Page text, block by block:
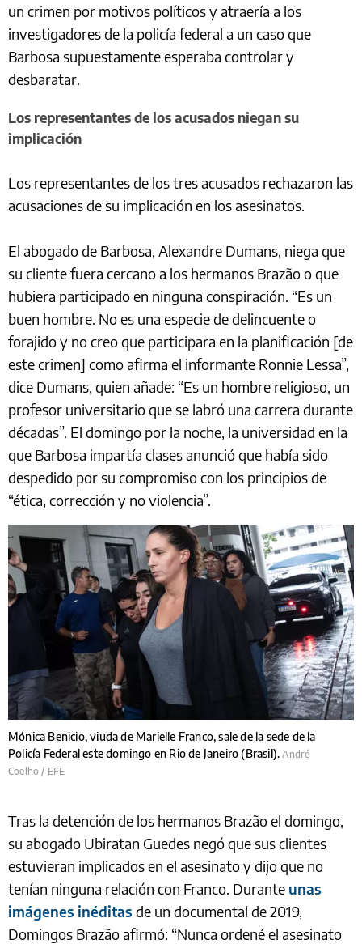
un crimen por motivos políticos y atraería a los
investigadores de la policía federal a un caso que
Barbosa supuestamente esperaba controlar y
desbaratar.
Los representantes de los acusados niegan su
implicación
Los representantes de los tres acusados rechazaron las
acusaciones de su implicación en los asesinatos.
El abogado de Barbosa, Alexandre Dumans, niega que
su cliente fuera cercano a los hermanos Brazão o que
hubiera participado en ninguna conspiración. “Es un
buen hombre. No es una especie de delincuente o
forajido y no creo que participara en la planificación [de
este crimen] como afirma el informante Ronnie Lessa”,
dice Dumans, quien añade: “Es un hombre religioso, un
profesor universitario que se labró una carrera durante
décadas”. El domingo por la noche, la universidad en la
que Barbosa impartía clases anunció que había sido
despedido por su compromiso con los principios de
“ética, corrección y no violencia”.
Mónica Benicio, viuda de Marielle Franco, sale de la sede de la
Policía Federal este domingo en Rio de Janeiro (Brasil).André
Coelho / EFE
Tras la detención de los hermanos Brazão el domingo,
su abogado Ubiratan Guedes negó que sus clientes
estuvieran implicados en el asesinato y dijo que no
tenían ninguna relación con Franco. Durante unas
imágenes inéditas de un documental de 2019,
Domingos Brazão afirmó: “Nunca ordené el asesinato